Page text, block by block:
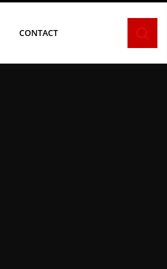
CONTACT